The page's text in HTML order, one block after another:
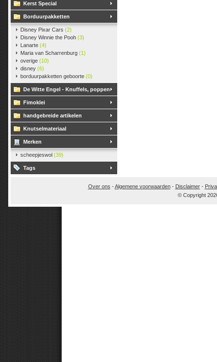
Kerst Special
Borduurpakketten
Disney Pixar Cars (2)
Disney Winnie the Pooh (3)
Lanarte (4)
Maria van Scharrenburg (1)
overige (10)
disney (6)
borduurpakketten geboorte (0)
De Witte Engel - Knuffels, poppen
Fimoklei
handgebreide artikelen
Knutselmateriaal
Merken
scheepjeswol (39)
Tags
Over ons -Algemene voorwaarden- Disclaimer-
© Copyright